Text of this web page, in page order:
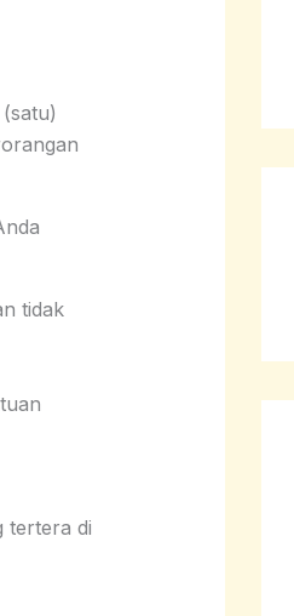
tidak
tertera di